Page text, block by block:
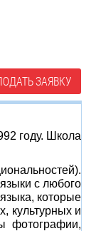
ЗАЯВКУ
году. Школа
с любого
которые
культурных и
фотографии,